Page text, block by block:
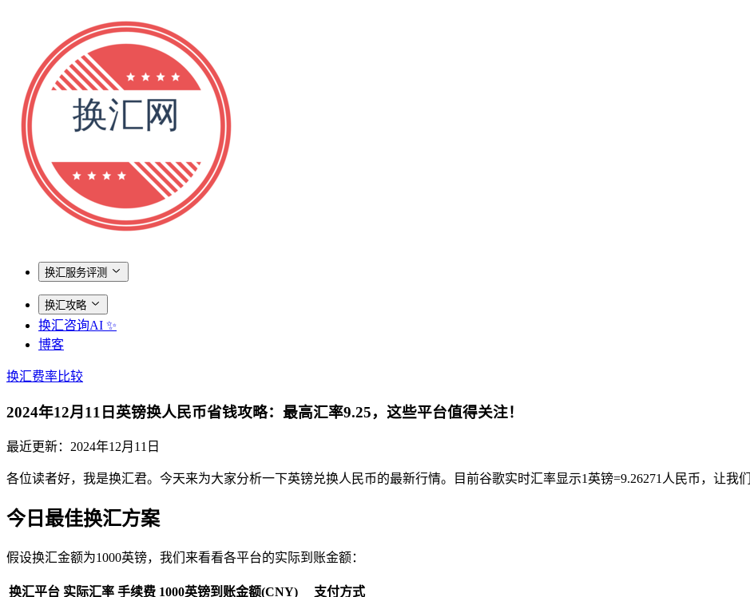
换汇服务评测
换汇攻略
换汇咨询AI ✨
博客
换汇费率比较
2024年12月11日英镑换人民币省钱攻略：最高汇率9.25，这些平台值得关注！
最近更新： 2024年12月11日
各位读者好，我是换汇君。今天来为大家分析一下英镑兑换人民币的最新行情。目前谷歌实时汇率显示1英镑=9.26271人民币，让我
今日最佳换汇方案
假设换汇金额为1000英镑，我们来看看各平台的实际到账金额：
换汇平台 实际汇率 手续费 1000英镑到账金额(CNY)
支付方式